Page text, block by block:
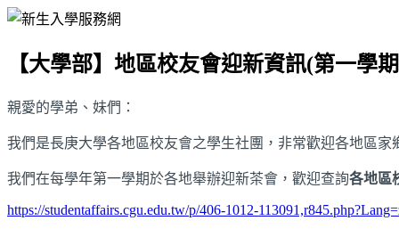
【大學部】地區校友會迎新資訊(第一學
親愛的學弟、妹們：
我們是長庚大學各地區校友會之學生社團，非常歡迎各地區
我們在每學年第一學期於各地舉辦迎新茶會，歡迎查詢各地區
https://studentaffairs.cgu.edu.tw/p/406-1012-